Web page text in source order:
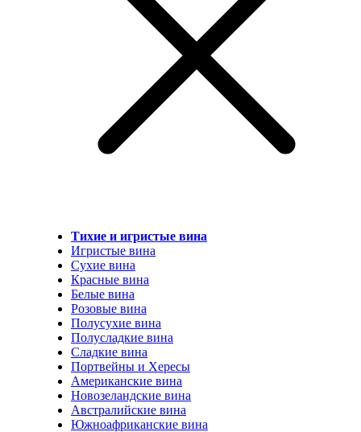
Тихие и игристые вина
Игристые вина
Сухие вина
Красные вина
Белые вина
Розовые вина
Полусухие вина
Полусладкие вина
Сладкие вина
Портвейны и Хересы
Американские вина
Новозеландские вина
Австралийские вина
Южноафриканские вина